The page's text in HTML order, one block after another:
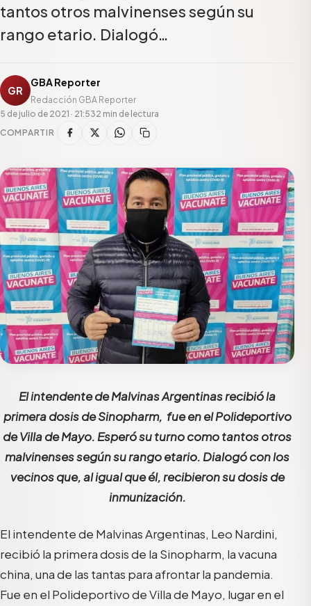
tantos otros malvinenses según su
rango etario. Dialogó…
GR
GBA Reporter
Redacción GBA Reporter
5 de julio de 2021 · 21:532 min de lectura
COMPARTIR
El intendente de MalvinasArgentinasrecibió la
primera dosis de Sinopharm, fue en el Polideportivo
de Villa de Mayo. Esperó su turno como tantos otros
malvinenses según su rango etario. Dialogó con los
vecinos que, al igual que él, recibieron su dosis de
inmunización.
El intendente de Malvinas Argentinas, Leo Nardini,
recibió la primera dosis de la Sinopharm, la vacuna
china, una de las tantas para afrontar la pandemia.
Fue en el Polideportivo de Villa de Mayo, lugar en el